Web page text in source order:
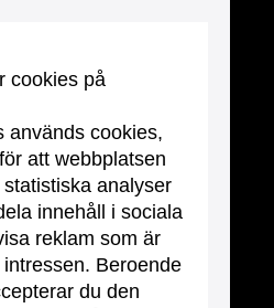
cookies på
används cookies,
att webbplatsen
analyser
innehåll i sociala
reklam som är
Beroende
du den